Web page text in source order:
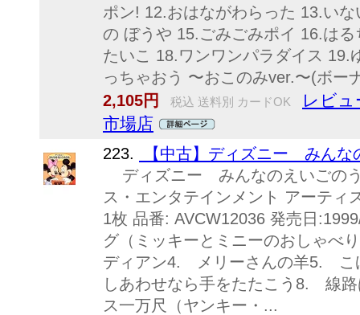
ポン! 12.おはながわらった 13.い
の ぼうや 15.ごみごみポイ 16.は
たいこ 18.ワンワンパラダイス 19.
っちゃおう 〜おこのみver.〜(ボー
2,105円
税込 送料別 カードOK
レビュ
市場店
223.
【中古】ディズニー みんな
ディズニー みんなのえいごの
ス・エンタテインメント アーティ
1枚 品番: AVCW12036 発売日
グ（ミッキーとミニーのおしゃ
ディアン4. メリーさんの羊5.
しあわせなら手をたたこう8. 線
ス一万尺（ヤンキー・...